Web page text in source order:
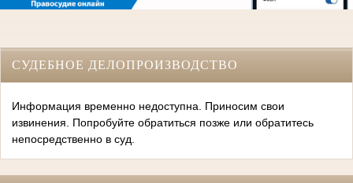
СУДЕБНОЕ ДЕЛОПРОИЗВОДСТВО
Информация временно недоступна. Приносим свои
извинения. Попробуйте обратиться позже или обратитесь
непосредственно в суд.